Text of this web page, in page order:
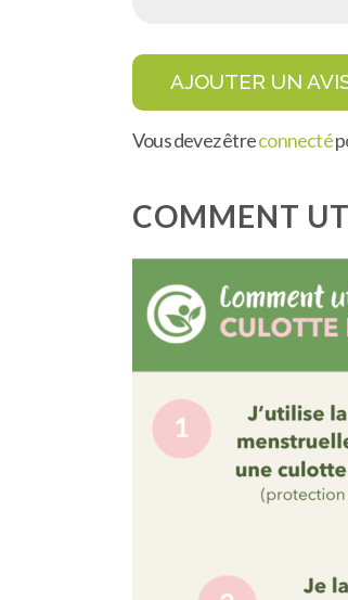
AJOUTER UN
Vous devez êtreconnecté
COMMENT